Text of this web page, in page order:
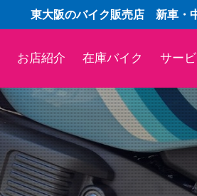
東大阪のバイク販売店 新車・
お店紹介 在庫バイク サー